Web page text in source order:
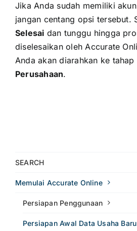
Jika Anda sudah memiliki
jangan centang opsi tersebut.
Selesai dan tunggu hingga
diselesaikan oleh Accurate
Anda akan diarahkan ke tahap
Perusahaan.
SEARCH
Memulai Accurate Online
Persiapan Penggunaan
Persiapan Awal Data Usaha Baru